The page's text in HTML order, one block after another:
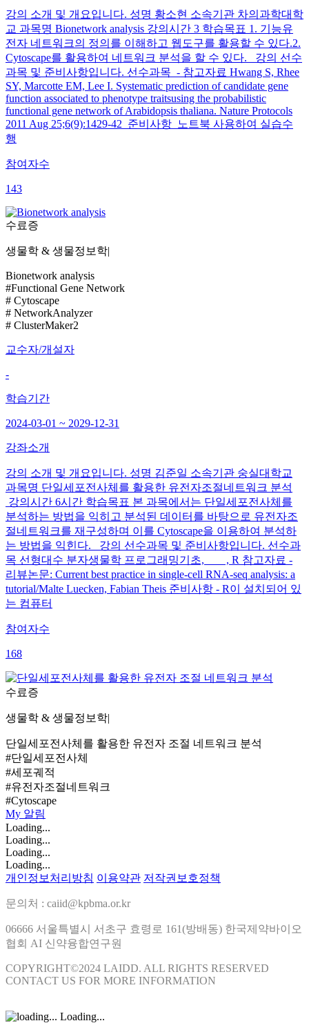
강의 소개 및 개요입니다. 성명 황소현 소속기관 차의과학대학
교 과목명 Bionetwork analysis 강의시간 3 학습목표 1. 기능유
전자 네트워크의 정의를 이해하고 웹도구를 활용할 수 있다.2.
Cytoscape를 활용하여 네트워크 분석을 할 수 있다. 강의 선수
과목 및 준비사항입니다. 선수과목 - 참고자료 Hwang S, Rhee
SY, Marcotte EM, Lee I. Systematic prediction of candidate gene
function associated to phenotype traitsusing the probabilistic
functional gene network of Arabidopsis thaliana. Nature Protocols
2011 Aug 25;6(9):1429-42 준비사항 노트북 사용하여 실습수
행
참여자수
143
수료증
생물학 & 생물정보학|
Bionetwork analysis
#Functional Gene Network
# Cytoscape
# NetworkAnalyzer
# ClusterMaker2
교수자/개설자
-
학습기간
2024-03-01 ~ 2029-12-31
강좌소개
강의 소개 및 개요입니다. 성명 김준일 소속기관 숭실대학교
과목명 단일세포전사체를 활용한 유전자조절네트워크 분석
강의시간 6시간 학습목표 본 과목에서는 단일세포전사체를
분석하는 방법을 익히고 분석된 데이터를 바탕으로 유전자조
절네트워크를 재구성하며 이를 Cytoscape을 이용하여 분석하
는 방법을 익힌다. 강의 선수과목 및 준비사항입니다. 선수과
목 선형대수 분자생물학 프로그래밍기초, , R 참고자료 -
리뷰논문: Current best practice in single-cell RNA-seq analysis: a
tutorial/Malte Luecken, Fabian Theis 준비사항 - R이 설치되어 있
는 컴퓨터
참여자수
168
수료증
생물학 & 생물정보학|
단일세포전사체를 활용한 유전자 조절 네트워크 분석
#단일세포전사체
#세포궤적
#유전자조절네트워크
#Cytoscape
My 알림
Loading...
Loading...
Loading...
Loading...
개인정보처리방침 이용약관 저작권보호정책
문의처 : caiid@kpbma.or.kr
06666 서울특별시 서초구 효령로 161(방배동) 한국제약바이오
협회 AI 신약융합연구원
COPYRIGHT©2024 LAIDD. ALL RIGHTS RESERVED
CONTACT US FOR MORE INFORMATION
Loading...